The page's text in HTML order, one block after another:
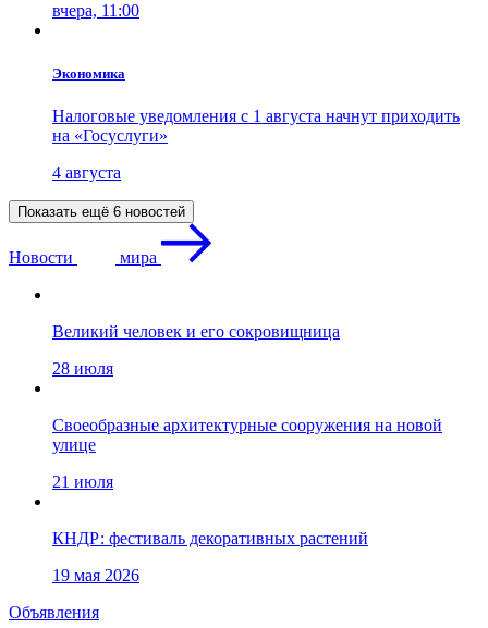
вчера, 11:00
Экономика
Налоговые уведомления с 1 августа начнут приходить
на «Госуслуги»
4 августа
Показать ещё 6 новостей
Новости мира
Великий человек и его сокровищница
28 июля
Своеобразные архитектурные сооружения на новой
улице
21 июля
КНДР: фестиваль декоративных растений
19 мая 2026
Объявления